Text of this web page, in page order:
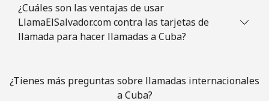
¿Cuáles son las ventajas de usar
LlamaElSalvador.com contra las tarjetas de
llamada para hacer llamadas a Cuba?
¿Tienes más preguntas sobre llamadas internacionales
a Cuba?